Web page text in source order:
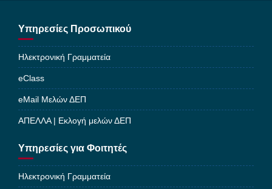
Υπηρεσίες Προσωπικού
Ηλεκτρονική Γραμματεία
eClass
eMail Μελών ΔΕΠ
ΑΠΕΛΛΑ | Εκλογή μελών ΔΕΠ
Υπηρεσίες για Φοιτητές
Ηλεκτρονική Γραμματεία